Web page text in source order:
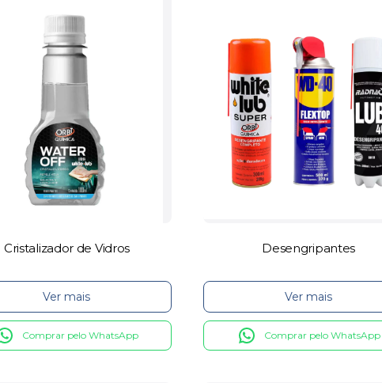
Cristalizador de Vidros
Ver mais
Comprar pelo WhatsApp
Desengripantes
Ver mais
Comprar pelo WhatsApp